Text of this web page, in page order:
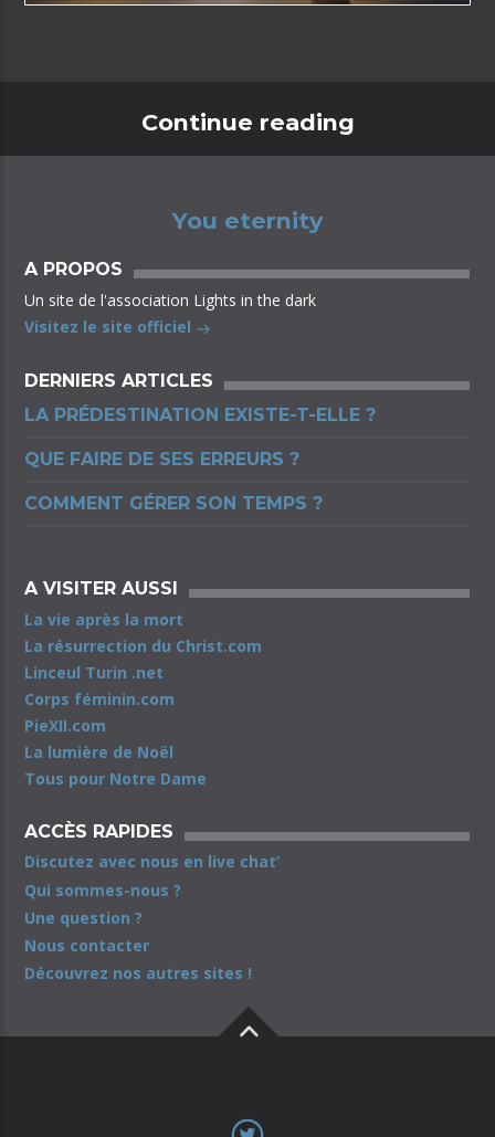
Continue reading
You eternity
A PROPOS
Un site de l'association Lights in the dark
Visitez le site officiel
DERNIERS ARTICLES
LA PRÉDESTINATION EXISTE-T-ELLE ?
QUE FAIRE DE SES ERREURS ?
COMMENT GÉRER SON TEMPS ?
A VISITER AUSSI
La vie après la mort
La résurrection du Christ.com
Linceul Turin .net
Corps féminin.com
PieXII.com
La lumière de Noël
Tous pour Notre Dame
ACCÈS RAPIDES
Discutez avec nous en live chat’
Qui sommes-nous ?
Une question ?
Nous contacter
Découvrez nos autres sites !